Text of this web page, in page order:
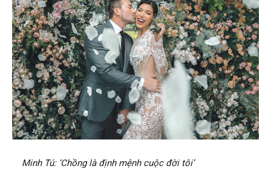
Minh Tú: ‘Chồng là định mệnh cuộc đời tôi’